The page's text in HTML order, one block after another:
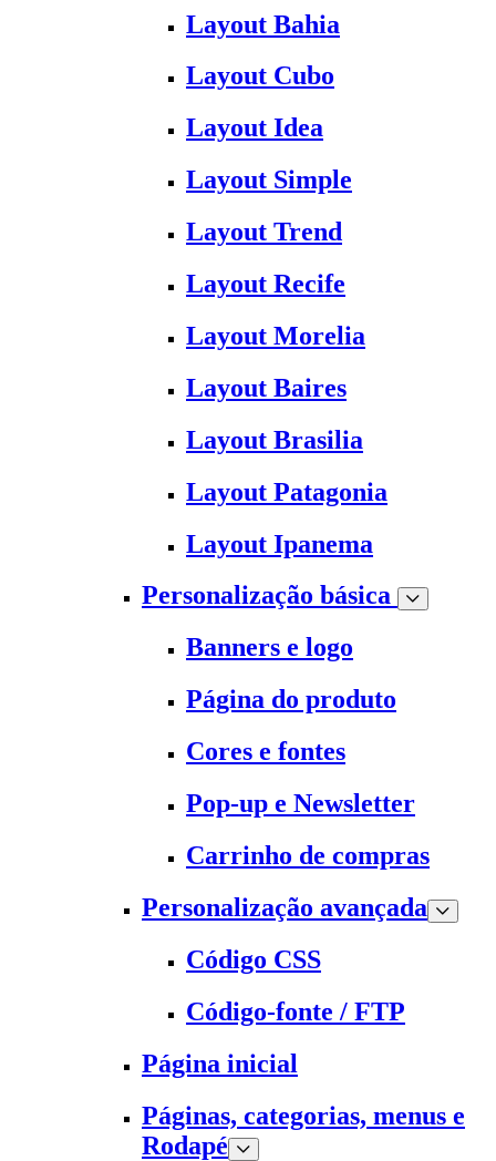
Layout Bahia
Layout Cubo
Layout Idea
Layout Simple
Layout Trend
Layout Recife
Layout Morelia
Layout Baires
Layout Brasilia
Layout Patagonia
Layout Ipanema
Personalização básica
Banners e logo
Página do produto
Cores e fontes
Pop-up e Newsletter
Carrinho de compras
Personalização avançada
Código CSS
Código-fonte / FTP
Página inicial
Páginas, categorias, menus e
Rodapé